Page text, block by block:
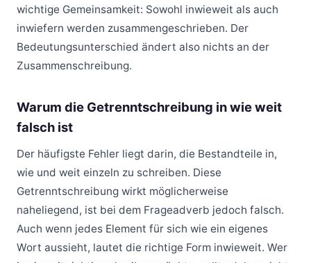
wichtige Gemeinsamkeit: Sowohl inwieweit als auch
inwiefern werden zusammengeschrieben. Der
Bedeutungsunterschied ändert also nichts an der
Zusammenschreibung.
Warum die Getrenntschreibung in wie weit
falsch ist
Der häufigste Fehler liegt darin, die Bestandteile in,
wie und weit einzeln zu schreiben. Diese
Getrenntschreibung wirkt möglicherweise
naheliegend, ist bei dem Frageadverb jedoch falsch.
Auch wenn jedes Element für sich wie ein eigenes
Wort aussieht, lautet die richtige Form inwieweit. Wer